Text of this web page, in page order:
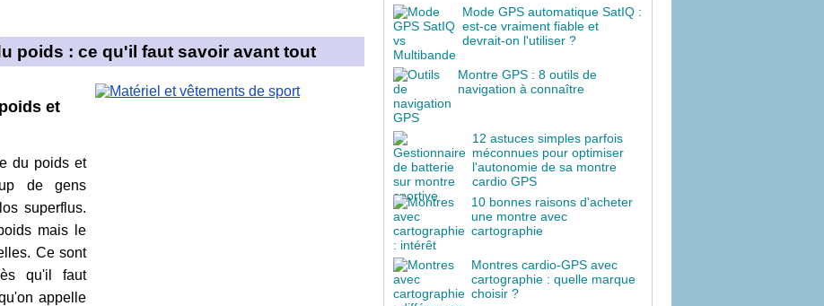
poids : ce qu'il faut savoir avant tout
et
du poids et
de gens
superflus.
mais le
Ce sont
qu'il faut
appelle
Mode GPS automatique SatIQ :
est-ce vraiment fiable et
devrait-on l'utiliser ?
Montre GPS : 8 outils de
navigation à connaître
12 astuces simples parfois
méconnues pour optimiser
l'autonomie de sa montre
cardio GPS
10 bonnes raisons d'acheter
une montre avec
cartographie
Montres cardio-GPS avec
cartographie : quelle marque
choisir ?